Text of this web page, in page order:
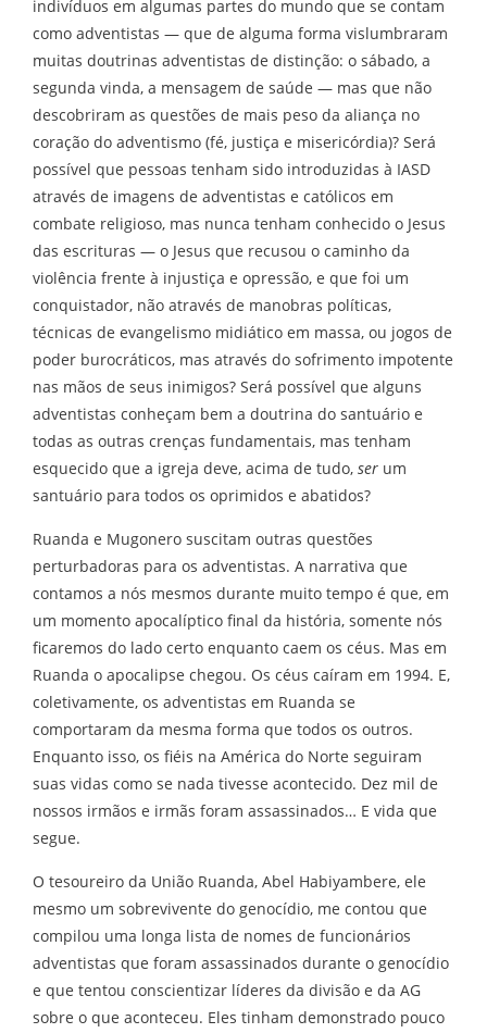
indivíduos em algumas partes do mundo que se contam
como adventistas — que de alguma forma vislumbraram
muitas doutrinas adventistas de distinção: o sábado, a
segunda vinda, a mensagem de saúde — mas que não
descobriram as questões de mais peso da aliança no
coração do adventismo (fé, justiça e misericórdia)? Será
possível que pessoas tenham sido introduzidas à IASD
através de imagens de adventistas e católicos em
combate religioso, mas nunca tenham conhecido o Jesus
das escrituras — o Jesus que recusou o caminho da
violência frente à injustiça e opressão, e que foi um
conquistador, não através de manobras políticas,
técnicas de evangelismo midiático em massa, ou jogos de
poder burocráticos, mas através do sofrimento impotente
nas mãos de seus inimigos? Será possível que alguns
adventistas conheçam bem a doutrina do santuário e
todas as outras crenças fundamentais, mas tenham
esquecido que a igreja deve, acima de tudo, ser um
santuário para todos os oprimidos e abatidos?
Ruanda e Mugonero suscitam outras questões
perturbadoras para os adventistas. A narrativa que
contamos a nós mesmos durante muito tempo é que, em
um momento apocalíptico final da história, somente nós
ficaremos do lado certo enquanto caem os céus. Mas em
Ruanda o apocalipse chegou. Os céus caíram em 1994. E,
coletivamente, os adventistas em Ruanda se
comportaram da mesma forma que todos os outros.
Enquanto isso, os fiéis na América do Norte seguiram
suas vidas como se nada tivesse acontecido. Dez mil de
nossos irmãos e irmãs foram assassinados… E vida que
segue.
O tesoureiro da União Ruanda, Abel Habiyambere, ele
mesmo um sobrevivente do genocídio, me contou que
compilou uma longa lista de nomes de funcionários
adventistas que foram assassinados durante o genocídio
e que tentou conscientizar líderes da divisão e da AG
sobre o que aconteceu. Eles tinham demonstrado pouco